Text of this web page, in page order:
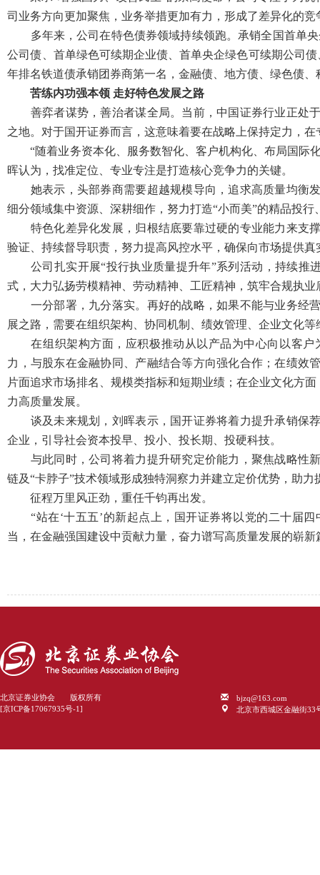
司业务方向更加聚焦，业务举措更加有力，形成了差异化的竞
多年来，公司在特色债券领域持续领跑。承销全国首单央
公司债、首单绿色可续期企业债、首单央企绿色可续期公司
年排名铁道债承销团券商第一名，金融债、地方债、绿色债
苦练内功强本领 走好特色发展之路
善弈者谋势，善治者谋全局。当前，中国证券行业正处
之地。对于国开证券而言，这意味着要在战略上保持定力，
“随着业务资本化、服务数智化、客户机构化、布局国际
晖认为，找准定位、专业专注是打造核心竞争力的关键。
她表示，头部券商需要超越规模导向，追求高质量均衡
细分领域集中资源、深耕细作，努力打造“小而美”的精品投
特色化差异化发展，归根结底要靠过硬的专业能力来支
验证、持续督导职责，努力提高风控水平，确保向市场提供
公司扎实开展“投行执业质量提升年”系列活动，持续推
式，大力弘扬劳模精神、劳动精神、工匠精神，筑牢合规执业
一分部署，九分落实。再好的战略，如果不能与业务经
展之路，需要在组织架构、协同机制、绩效管理、企业文化等
在组织架构方面，应积极推动从以产品为中心向以客户
力，与股东在金融协同、产融结合等方向强化合作；在绩效
片面追求市场排名、规模类指标和短期业绩；在企业文化方
力高质量发展。
谈及未来规划，刘晖表示，国开证券将着力提升承销保
企业，引导社会资本投早、投小、投长期、投硬科技。
与此同时，公司将着力提升研究定价能力，聚焦战略性
链及“卡脖子”技术领域形成独特洞察力并建立定价优势，助
征程万里风正劲，重任千钧再出发。
“站在‘十五五’的新起点上，国开证券将以党的二十届四
当，在金融强国建设中贡献力量，奋力谱写高质量发展的崭
北京证券业协会 版权所有
[京ICP备17067935号-1]
bjzq@163.com
北京市西城区金融街33